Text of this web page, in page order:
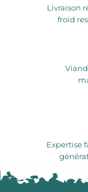
Livraison
froid
Expertise